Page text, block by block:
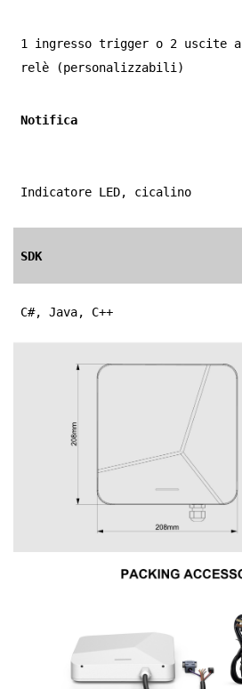
1 ingresso trigger o 2 uscite a
relè (personalizzabili)
Notifica
Indicatore LED, cicalino
SDK
C#, Java, C++